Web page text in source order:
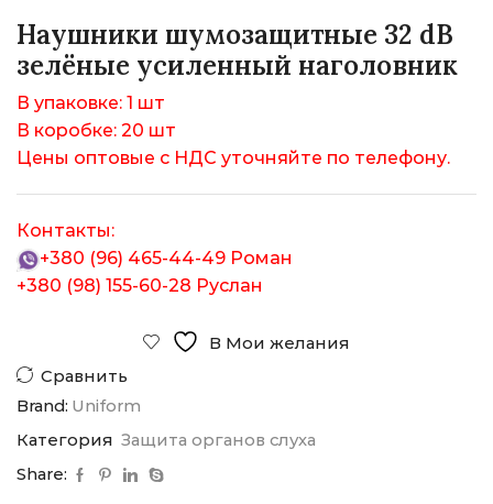
Наушники шумозащитные 32 dB
зелёные усиленный наголовник
В упаковке: 1 шт
В коробке: 20 шт
Цены оптовые с НДС уточняйте по телефону.
Контакты:
+380 (96) 465-44-49 Роман
+380 (98) 155-60-28 Руслан
В Мои желания
Сравнить
Brand: Uniform
Категория Защита органов слуха
Share: